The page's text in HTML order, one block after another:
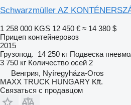
Schwarzmüller AZ
1 258 000 KGS 12 450 € ≈ 14 380 $
Прицеп контейнеровоз
2015
Грузопод. 14 250 кг Подвеска
3 750 кг Количество осей 2
Венгрия, Nyíregyháza-Oros
MAXX TRUCK HUNGARY Kft.
Связаться с продавцом